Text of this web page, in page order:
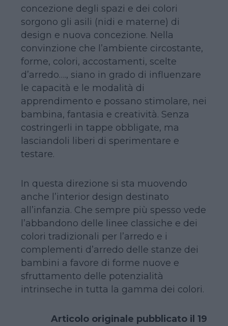
concezione degli spazi e dei colori
sorgono gli asili (nidi e materne) di
design e nuova concezione. Nella
convinzione che l’ambiente circostante,
forme, colori, accostamenti, scelte
d’arredo…., siano in grado di influenzare
le capacità e le modalità di
apprendimento e possano stimolare, nei
bambina, fantasia e creatività. Senza
costringerli in tappe obbligate, ma
lasciandoli liberi di sperimentare e
testare.
In questa direzione si sta muovendo
anche l’interior design destinato
all’infanzia. Che sempre più spesso vede
l’abbandono delle linee classiche e dei
colori tradizionali per l’arredo e i
complementi d’arredo delle stanze dei
bambini a favore di forme nuove e
sfruttamento delle potenzialità
intrinseche in tutta la gamma dei colori.
Articolo originale pubblicato il 19